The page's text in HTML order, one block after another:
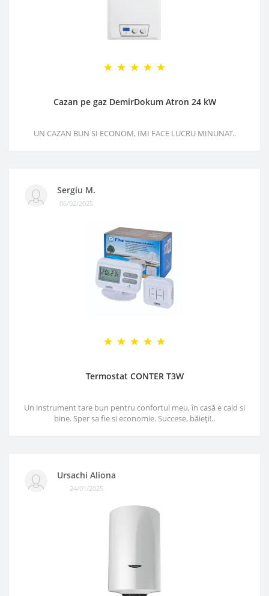
Cazan pe gaz DemirDokum Atron 24 kW
UN CAZAN BUN SI ECONOM, IMI FACE LUCRU MINUNAT..
Sergiu M.
06/02/2025
Termostat CONTER T3W
Un instrument tare bun pentru confortul meu, în casă e cald si
bine. Sper sa fie si economie. Succese, băieți!..
Ursachi Aliona
24/01/2025